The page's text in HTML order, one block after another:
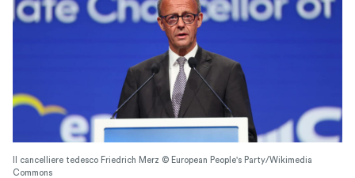
Il cancelliere tedesco Friedrich Merz © European People's Party/Wikimedia
Commons